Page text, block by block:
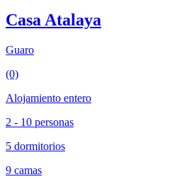
Casa Atalaya
Guaro
(0)
Alojamiento entero
2 - 10 personas
5 dormitorios
9 camas